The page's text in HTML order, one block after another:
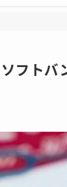
フトバ